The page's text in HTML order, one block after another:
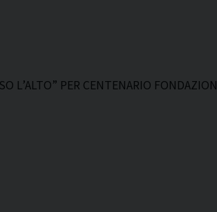
L’ALTO” PER CENTENARIO